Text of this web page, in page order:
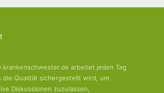
arbeitet jeden Tag
die Qualität sichergestellt wird, um
Diskussionen zuzulassen,